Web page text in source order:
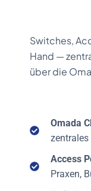
Switches,
Hand —
über die
Omada
Access
Praxen,